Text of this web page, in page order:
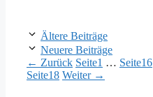
Ältere Beiträge
Neuere Beiträge
← Zurück Seite1 … Seite16
Seite18 Weiter →